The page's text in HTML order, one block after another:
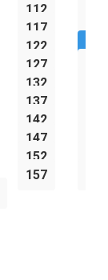
112
117
122
127
132
137
142
147
152
157